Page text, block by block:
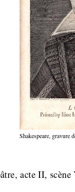
Shakespeare, gravure
acte II,